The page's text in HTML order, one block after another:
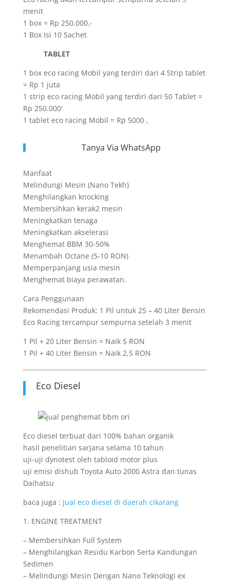
menit
1 box = Rp 250.000,-
1 Box Isi 10 Sachet
TABLET
1 box eco racing Mobil yang terdiri dari 4 Strip tablet
= Rp 1 juta
1 strip eco racing Mobil yang terdiri dari 50 Tablet =
Rp 250.000′
1 tablet eco racing Mobil = Rp 5000 ,
Tanya Via WhatsApp
Manfaat
Melindungi Mesin (Nano Tekh)
Menghilangkan knocking
Membersihkan kerak2 mesin
Meningkatkan tenaga
Meningkatkan akselerasi
Menghemat BBM 30-50%
Menambah Octane (5-10 RON)
Memperpanjang usia mesin
Menghemat biaya perawatan.
Cara Penggunaan
Rekomendasi Produk: 1 Pil untuk 25 – 40 Liter Bensin
Eco Racing tercampur sempurna setelah 3 menit
1 Pil + 20 Liter Bensin = Naik 5 RON
1 Pil + 40 Liter Bensin = Naik 2,5 RON
Eco Diesel
Eco diesel terbuat dari 100% bahan organik
hasil penelitian sarjana selama 10 tahun
uji-uji dynotest oleh tabloid motor plus
uji emisi dishub Toyota Auto 2000 Astra dan tunas
Daihatsu
baca juga : Jual eco diesel di daerah cikarang
1. ENGINE TREATMENT
– Membersihkan Full System
– Menghilangkan Residu Karbon Serta Kandungan
Sedimen
– Melindungi Mesin Dengan Nano Teknologi ex